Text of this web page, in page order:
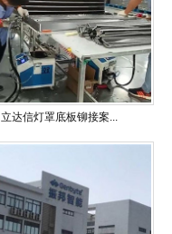
立达信灯罩底板铆接案...